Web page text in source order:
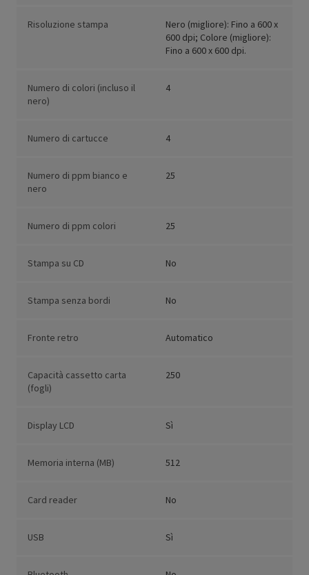
Risoluzione stampa
Nero (migliore): Fino a 600 x
600 dpi; Colore (migliore):
Fino a 600 x 600 dpi.
Numero di colori (incluso il
nero)
4
Numero di cartucce 4
Numero di ppm bianco e
nero
25
Numero di ppm colori 25
Stampa su CD No
Stampa senza bordi No
Fronte retro Automatico
Capacità cassetto carta
(fogli)
250
Display LCD Sì
Memoria interna (MB) 512
Card reader No
USB Sì